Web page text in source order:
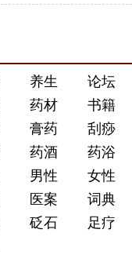
养生
论坛
药材
书籍
膏药
刮痧
药酒
药浴
男性
女性
医案
词典
砭石 足疗